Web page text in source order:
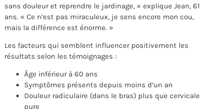
sans douleur et reprendre le jardinage, » explique Jean, 61
ans. « Ce n’est pas miraculeux, je sens encore mon cou,
mais la différence est énorme. »
Les facteurs qui semblent influencer positivement les
résultats selon les témoignages :
Âge inférieur à 60 ans
Symptômes présents depuis moins d’un an
Douleur radiculaire (dans le bras) plus que cervicale
pure